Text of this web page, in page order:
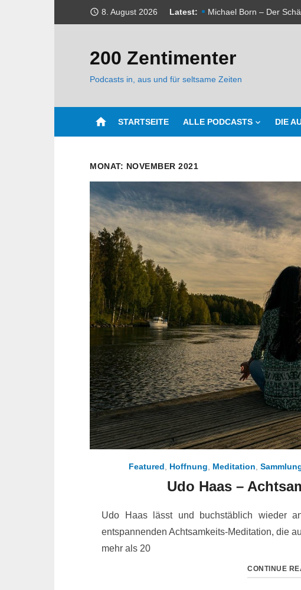
access_time 8. August 2026 Latest:
Udo Haas – Klimawandel
Udo Haas – weinende
Sonderfolge 1 –
Michael Born – Der
200 Zentimenter
Podcasts in, aus und für seltsame Zeiten
home STARTSEITE ALLE PODCASTS DIE
MONAT: NOVEMBER 2021
Featured Hoffnung Meditation
Udo Haas –
Udo Haas lässt und buchstäblich wieder
entspannenden Achtsamkeits-Meditation, die
mehr als 20
CONTINUE